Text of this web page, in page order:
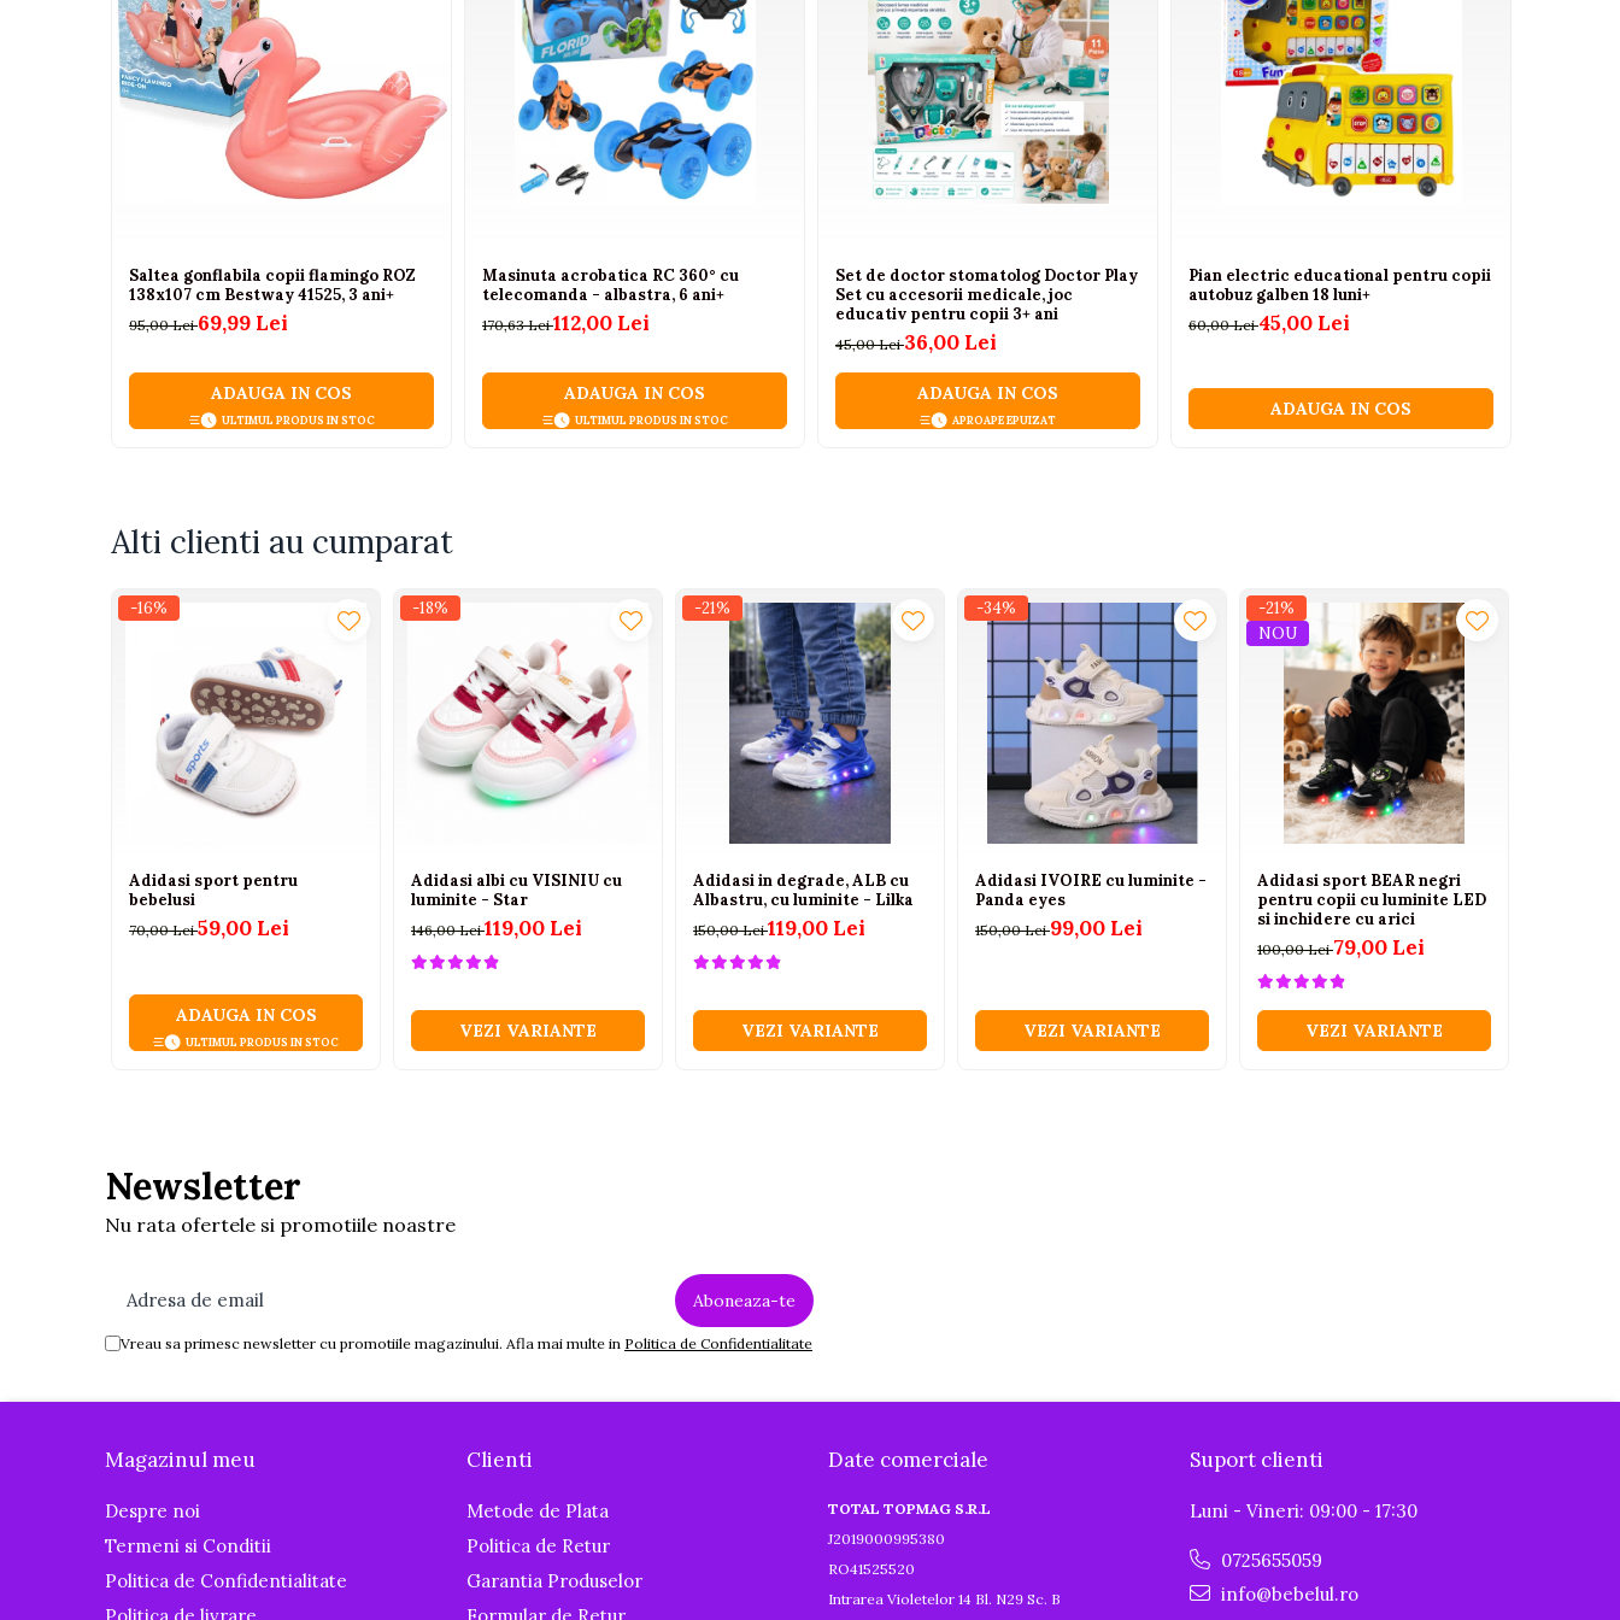
Camioane electrice
Imbracaminte
Seturi copii si bebelusi
Accesorii copii
Body-uri bebe
Baia bebelusului
Accesorii pentru hranire
Suzete si accesorii
Termometre pentru baie
Cutii pentru suzete si depozitare
Aspiratoare nazale si filtre
Periute de dinti
Pentru Mamici
Igiena si Ingrijire Postnatala
Ingrijire cosmetica mamici
Saltea gonflabila copii flamingo ROZ
138x107 cm Bestway 41525, 3 ani+
95,00 Lei69,99 Lei
ADAUGA IN COS
ULTIMUL PRODUS IN STOC
Masinuta acrobatica RC 360° cu
telecomanda - albastra, 6 ani+
170,63 Lei112,00 Lei
ADAUGA IN COS
ULTIMUL PRODUS IN STOC
Set de doctor stomatolog Doctor Play
Set cu accesorii medicale, joc
educativ pentru copii 3+ ani
45,00 Lei36,00 Lei
ADAUGA IN COS
APROAPE EPUIZAT
Pian electric educational pentru copii
autobuz galben 18 luni+
60,00 Lei45,00 Lei
ADAUGA IN COS
Alti clienti au cumparat
-16%
Adidasi sport pentru
bebelusi
70,00 Lei59,00 Lei
ADAUGA IN COS
ULTIMUL PRODUS IN STOC
-18%
Adidasi albi cu VISINIU cu
luminite - Star
146,00 Lei119,00 Lei
VEZI VARIANTE
-21%
Adidasi in degrade, ALB cu
Albastru, cu luminite - Lilka
150,00 Lei119,00 Lei
VEZI VARIANTE
-34%
Adidasi IVOIRE cu luminite -
Panda eyes
150,00 Lei99,00 Lei
VEZI VARIANTE
-21%
NOU
Adidasi sport BEAR negri
pentru copii cu luminite LED
si inchidere cu arici
100,00 Lei79,00 Lei
VEZI VARIANTE
Newsletter
Nu rata ofertele si promotiile noastre
Vreau sa primesc newsletter cu promotiile magazinului. Afla mai multe in Politica de Confidentialitate
Magazinul meu
Despre noi
Termeni si Conditii
Politica de Confidentialitate
Clienti
Metode de Plata
Politica de Retur
Garantia Produselor
Date comerciale
TOTAL TOPMAG S.R.L
J2019000995380
RO41525520
Intrarea Violetelor 14 Bl. N29 Sc. B
Suport clienti
Luni - Vineri: 09:00 - 17:30
0725655059
info@bebelul.ro